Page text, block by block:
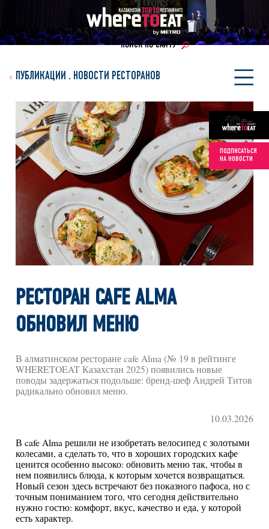
ПОИСК ПО САЙТУ
ПОДПИСАТЬСЯ
НА НОВОСТИ
ПУБЛИКАЦИИ . НОВОСТИ РЕСТОРАНОВ
РЕСТОРАН CAFE ALMA
ОБНОВИЛ МЕНЮ
В алматинском ресторане cafe Alma (№ 19 в рейтинге
WHERETOEAT Казахстан 2025) появились новые
поводы задержаться подольше: бренд-шеф Андрей Титов
радикально обновил меню.
10.03.2026
В cafe Alma решили не изобретать велосипед с золотыми
колесами, а сделать то, что в хороших городских кафе
ценится особенно высоко: обновить меню так, чтобы в
нем появились блюда, к которым хочется возвращаться.
Новый сезон здесь встречают без показного пафоса, но с
точным пониманием того, что сегодня действительно
нужно гостю: комфорт, вкус, качество и еда, у которой
есть характер.